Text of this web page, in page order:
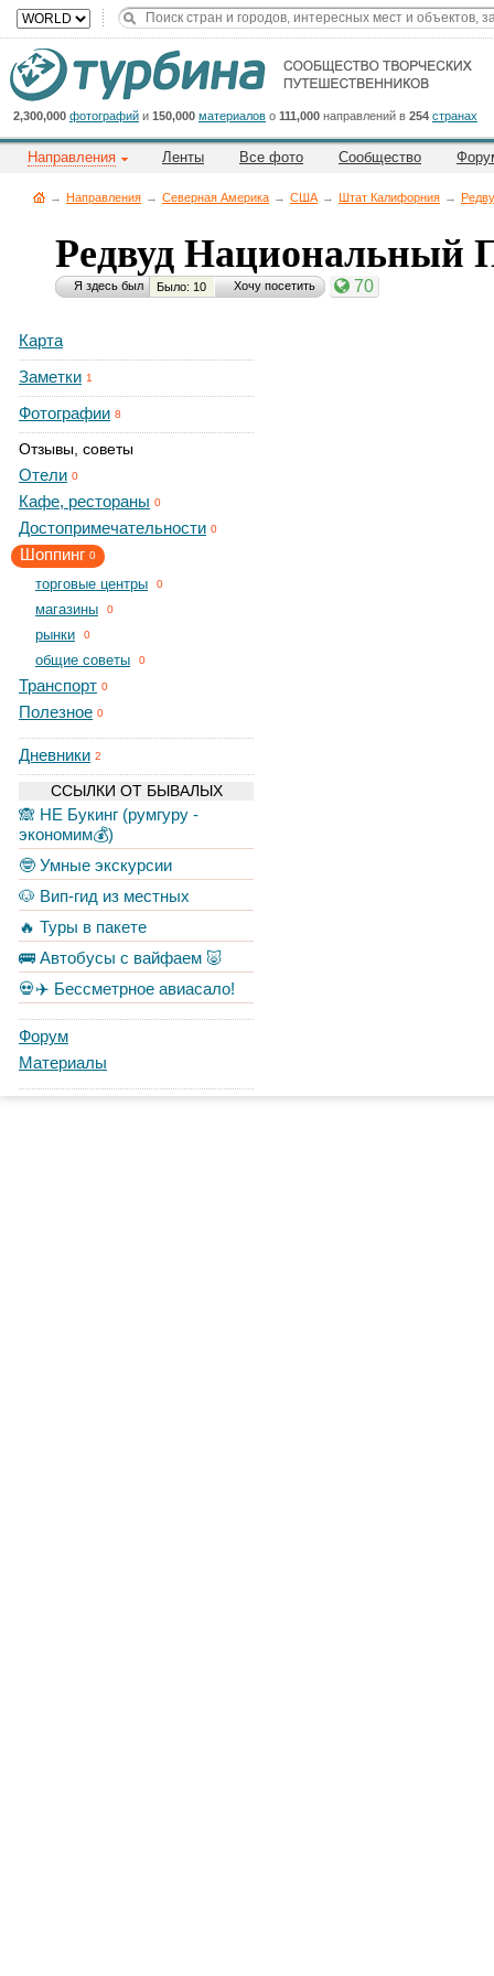
2,300,000 фотографий и 150,000 материалов о 111,000 направлений в 254 странах
Направления Ленты Все фото Сообщество
→ Направления → Северная Америка → CША → Штат Калифорния →
Редвуд
Я здесь был Было: 10 Хочу посетить 70
Карта
Заметки 1
Фотографии 8
Отзывы, советы
Отели 0
Кафе, рестораны 0
Достопримечательности 0
Шоппинг 0
торговые центры 0
магазины 0
рынки 0
общие советы 0
Транспорт 0
Полезное 0
Дневники 2
ССЫЛКИ ОТ БЫВАЛЫХ
🙈 НЕ Букинг (румгуру -
экономим💰)
🤓 Умные экскурсии
🐶 Вип-гид из местных
🔥 Туры в пакете
🚌 Автобусы с вайфаем 🐷
💀✈️ Бессметрное авиасало!
Форум
Материалы